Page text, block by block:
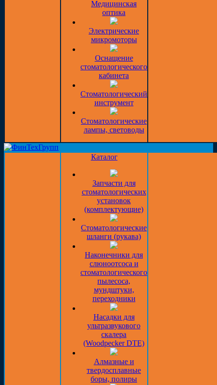
Медицинская
оптика
Электрические
микромоторы
Оснащение
стоматологического
кабинета
Стоматологический
инструмент
Стоматологические
лампы, световоды
Каталог
Запчасти для
стоматологических
установок
(комплектующие)
Стоматологические
шланги (рукава)
Наконечники для
слюноотсоса и
стоматологического
пылесоса,
мундштуки,
переходники
Насадки для
ультразвукового
скалера
(Woodpecker DTE)
Алмазные и
твердосплавные
боры, полиры